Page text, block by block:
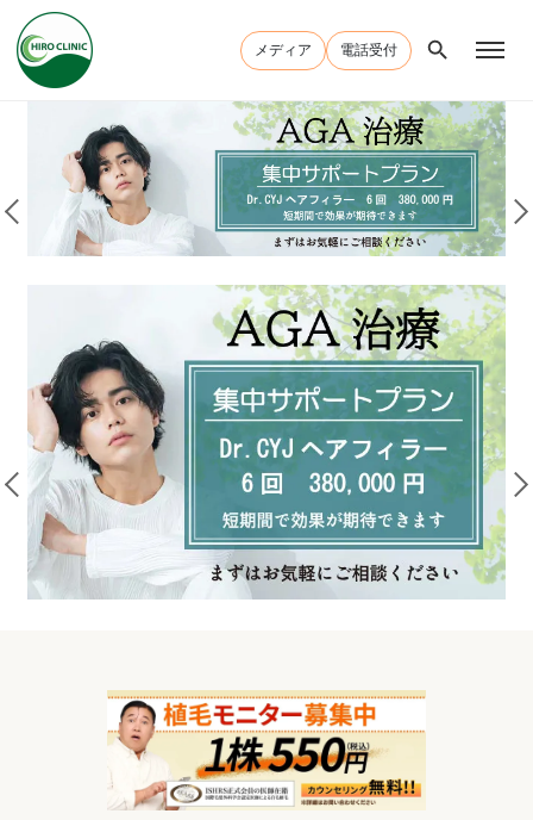
メディア 電話受付